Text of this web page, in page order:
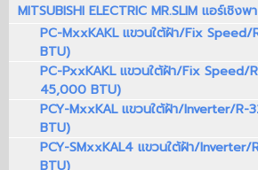
MITSUBISHI ELECTRIC MR.SLIM แอร์เชิ
PC-MxxKAKL แขวนใต้ฝ้า/Fix
BTU)
PC-PxxKAKL แขวนใต้ฝ้า/Fix Speed/
45,000 BTU)
PCY-MxxKAL แขวนใต้ฝ้า/Inverter/
BTU)
PCY-SMxxKAL4 แขวนใต้ฝ้า/
BTU)